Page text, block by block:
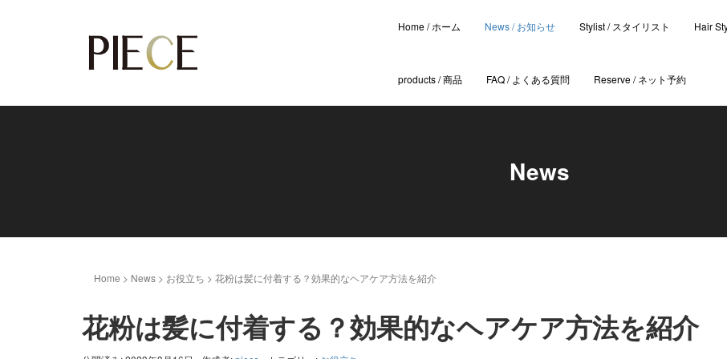
Home / ホーム News / お知らせ Stylist / スタイリスト Hair
products / 商品 FAQ / よくある質問 Reserve / ネット予約
News
Home > News > お役立ち > 花粉は髪に付着する？効果的なヘアケア方法を紹介
花粉は髪に付着する？効果的なヘアケア方法を紹介